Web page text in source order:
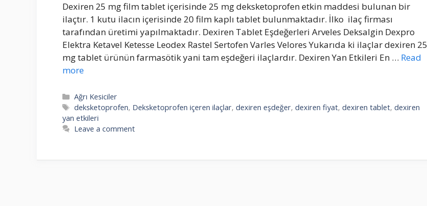
Dexiren 25 mg film tablet içerisinde 25 mg deksketoprofen etkin maddesi bulunan bir
ilaçtır. 1 kutu ilacın içerisinde 20 film kaplı tablet bulunmaktadır. İlko ilaç firması
tarafından üretimi yapılmaktadır. Dexiren Tablet Eşdeğerleri Arveles Deksalgin Dexpro
Elektra Ketavel Ketesse Leodex Rastel Sertofen Varles Velores Yukarıda ki ilaçlar dexiren 25
mg tablet ürünün farmasötik yani tam eşdeğeri ilaçlardır. Dexiren Yan Etkileri En … Read
more
Categories
Ağrı Kesiciler
Tags
deksketoprofen, Deksketoprofen içeren ilaçlar,dexiren eşdeğer,dexiren fiyat,dexiren tablet,dexiren
yan etkileri
Leave a comment